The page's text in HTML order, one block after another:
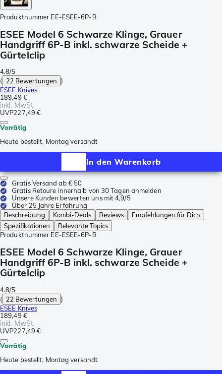
Produktnummer EE-ESEE-6P-B
ESEE Model 6 Schwarze Klinge, Grauer
Handgriff 6P-B inkl. schwarze Scheide +
Gürtelclip
4.8/5
( 22 Bewertungen )
ESEE Knives
189,49 €
inkl. MwSt.
UVP227,49 €
Vorrätig
Heute bestellt, Montag versandt
In den Warenkorb
Gratis Versand ab € 50
Gratis Retoure innerhalb von 30 Tagen anmelden
Unsere Kunden bewerten uns mit 4,9/5
Über 25 Jahre Erfahrung
Beschreibung
Kombi-Deals Reviews
Empfehlungen für Dich
Spezifikationen
Relevante Topics
Produktnummer EE-ESEE-6P-B
ESEE Model 6 Schwarze Klinge, Grauer
Handgriff 6P-B inkl. schwarze Scheide +
Gürtelclip
4.8/5
( 22 Bewertungen )
ESEE Knives
189,49 €
inkl. MwSt.
UVP227,49 €
Vorrätig
Heute bestellt, Montag versandt